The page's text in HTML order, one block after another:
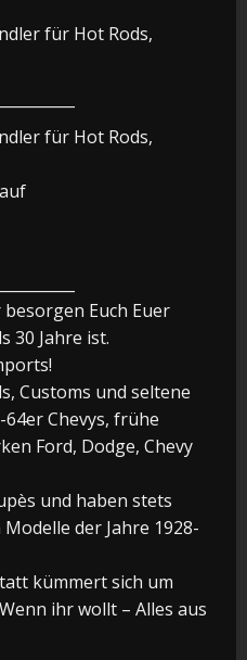
für Hot Rods,
für Hot Rods,
Euch Euer
30 Jahre ist.
Customs und seltene
64er Chevys, frühe
Ford, Dodge, Chevy
und haben stets
der Jahre 1928-
kümmert sich um
ihr wollt – Alles aus